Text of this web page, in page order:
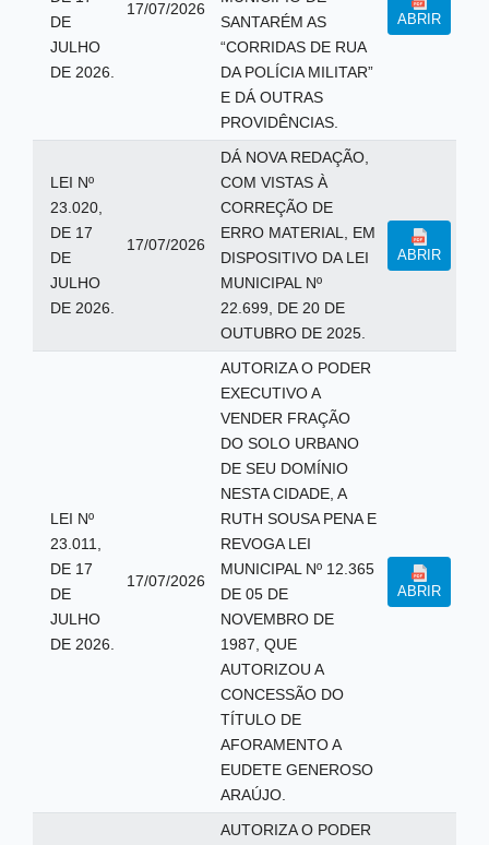
DE
JULHO
DE 2026.
17/07/2026
SANTARÉM AS
“CORRIDAS DE RUA
DA POLÍCIA MILITAR”
E DÁ OUTRAS
PROVIDÊNCIAS.
ABRIR
LEI Nº
23.020,
DE 17
DE
JULHO
DE 2026.
17/07/2026
DÁ NOVA REDAÇÃO,
COM VISTAS À
CORREÇÃO DE
ERRO MATERIAL, EM
DISPOSITIVO DA LEI
MUNICIPAL Nº
22.699, DE 20 DE
OUTUBRO DE 2025.
ABRIR
LEI Nº
23.011,
DE 17
DE
JULHO
DE 2026.
17/07/2026
AUTORIZA O PODER
EXECUTIVO A
VENDER FRAÇÃO
DO SOLO URBANO
DE SEU DOMÍNIO
NESTA CIDADE, A
RUTH SOUSA PENA E
REVOGA LEI
MUNICIPAL Nº 12.365
DE 05 DE
NOVEMBRO DE
1987, QUE
AUTORIZOU A
CONCESSÃO DO
TÍTULO DE
AFORAMENTO A
EUDETE GENEROSO
ARAÚJO.
ABRIR
AUTORIZA O PODER